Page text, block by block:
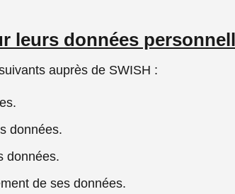
leurs données
auprès de SWISH :
données.
données.
de ses données.